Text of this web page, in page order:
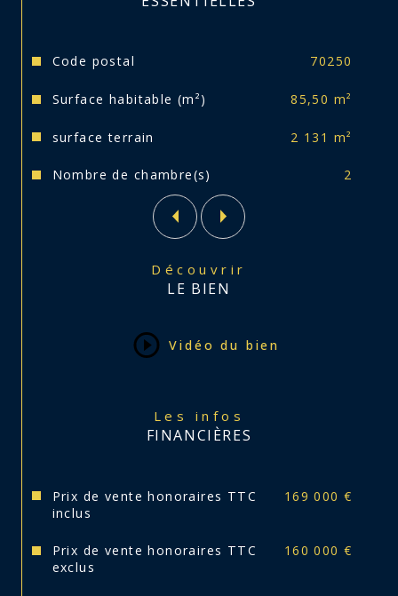
Caractéristiques Valeurs
Code postal 70250
Surface habitable (m²) 85,50 m²
surface terrain 2 131 m²
Nombre de chambre(s) 2
Découvrir
LE BIEN
Vidéo du bien
Les infos
FINANCIÈRES
Prix de vente honoraires TTC
inclus
169 000 €
Prix de vente honoraires TTC
exclus
160 000 €